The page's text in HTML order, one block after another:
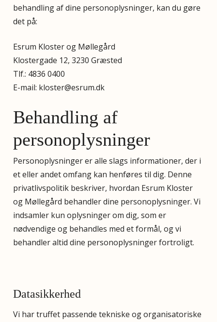
behandling af dine personoplysninger, kan du gøre
det på:
Esrum Kloster og Møllegård
Klostergade 12, 3230 Græsted
Tlf.: 4836 0400
E-mail: kloster@esrum.dk
Behandling af
personoplysninger
Personoplysninger er alle slags informationer, der i
et eller andet omfang kan henføres til dig. Denne
privatlivspolitik beskriver, hvordan Esrum Kloster
og Møllegård behandler dine personoplysninger. Vi
indsamler kun oplysninger om dig, som er
nødvendige og behandles med et formål, og vi
behandler altid dine personoplysninger fortroligt.
Datasikkerhed
Vi har truffet passende tekniske og organisatoriske